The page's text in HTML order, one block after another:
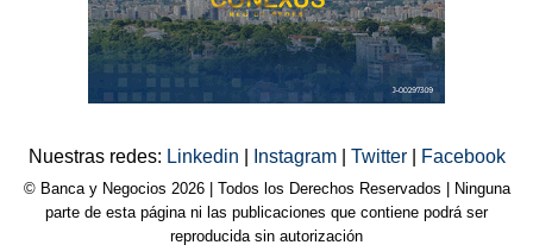
Nuestras redes: Linkedin Instagram Twitter Facebook
© Banca y Negocios 2026 | Todos los Derechos Reservados | Ninguna
parte de esta página ni las publicaciones que contiene podrá ser
reproducida sin autorización